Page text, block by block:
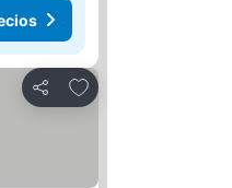
Compartir
Agregar a favoritos